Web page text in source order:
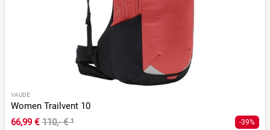
VAUDE
Women Trailvent 10
66,99 € 110,- €¹ -39%